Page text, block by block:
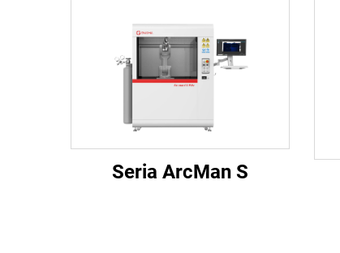
Seria ArcMan S